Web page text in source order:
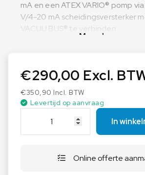
mA en een ATEX VARIO® pomp
V/4-20 mA scheidingsversterker
VACUU·BUS® te verbinden.
Meer lezen
€290,00 Excl.
€350,90 Incl. BTW
Levertijd op aanvraag
C
In
Online offerte